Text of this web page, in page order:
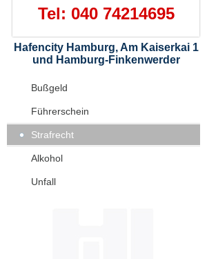
Tel: 040 74214695
Hafencity Hamburg, Am Kaiserkai 1
und Hamburg-Finkenwerder
Bußgeld
Führerschein
Strafrecht
Alkohol
Unfall